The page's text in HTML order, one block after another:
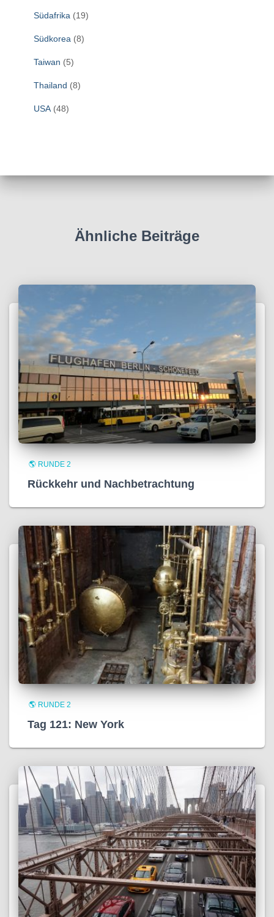
Südafrika (19)
Südkorea (8)
Taiwan (5)
Thailand (8)
USA (48)
Ähnliche Beiträge
🌎 RUNDE 2
Rückkehr und Nachbetrachtung
🌎 RUNDE 2
Tag 121: New York